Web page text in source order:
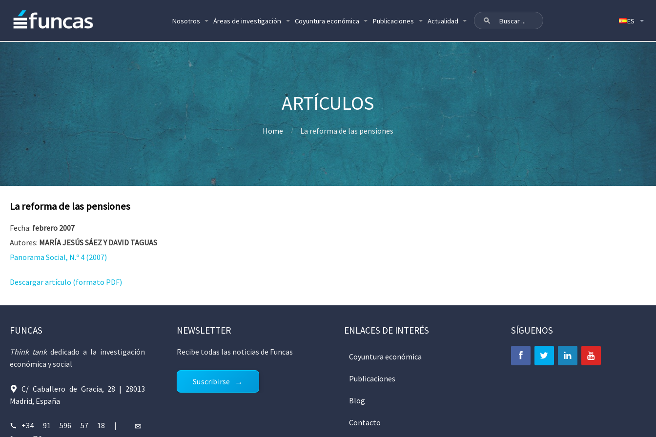
Nosotros Áreas de investigación Coyuntura económica Publicaciones Actualidad
Home La reforma de las pensiones
La reforma de las pensiones
Fecha: febrero 2007
Autores: MARÍA JESÚS SÁEZ Y DAVID TAGUAS
Panorama Social, N.º 4 (2007)
Descargar artículo (formato PDF)
FUNCAS
Think tankdedicado a la investigación
económica y social
C/ Caballero de Gracia, 28 | 28013
Madrid, España
+34 91 596 57 18
|
NEWSLETTER
Recibe todas las noticias de Funcas
Suscribirse
ENLACES DE INTERÉS
Coyuntura económica
Publicaciones
Blog
Contacto
SÍGUENOS